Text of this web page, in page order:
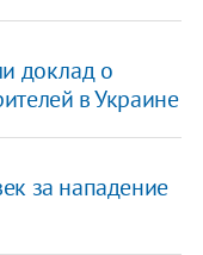
доклад о
в Украине
за нападение